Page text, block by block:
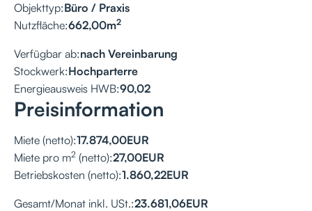
Objekttyp:Büro / Praxis
Nutzfläche:662,00m2
Verfügbar ab:nach Vereinbarung
Stockwerk:Hochparterre
Energieausweis HWB:90,02
Preisinformation
Miete (netto):17.874,00EUR
Miete pro m2 (netto):27,00EUR
Betriebskosten (netto):1.860,22EUR
Gesamt/Monat inkl. USt.:23.681,06EUR